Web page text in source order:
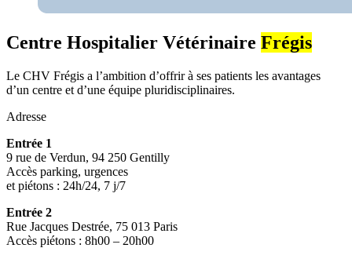
Centre Hospitalier Vétérinaire Frégis
Le CHV Frégis a l’ambition d’offrir à ses patients les avantages
d’un centre et d’une équipe pluridisciplinaires.
Adresse
Entrée 1
9 rue de Verdun, 94 250 Gentilly
Accès parking, urgences
et piétons : 24h/24, 7 j/7
Entrée 2
Rue Jacques Destrée, 75 013 Paris
Accès piétons : 8h00 – 20h00